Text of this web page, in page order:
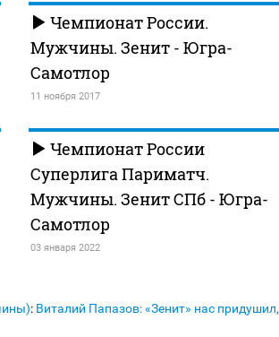
Чемпионат России.
Мужчины. Зенит - Югра-
Самотлор
11 ноября 2017
Чемпионат России
Суперлига Париматч.
Мужчины. Зенит СПб - Югра-
Самотлор
03 января 2022
: Виталий Папазов: «Зенит» нас придушил,